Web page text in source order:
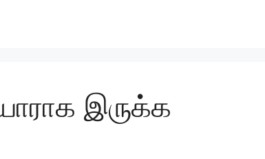
இருக்க